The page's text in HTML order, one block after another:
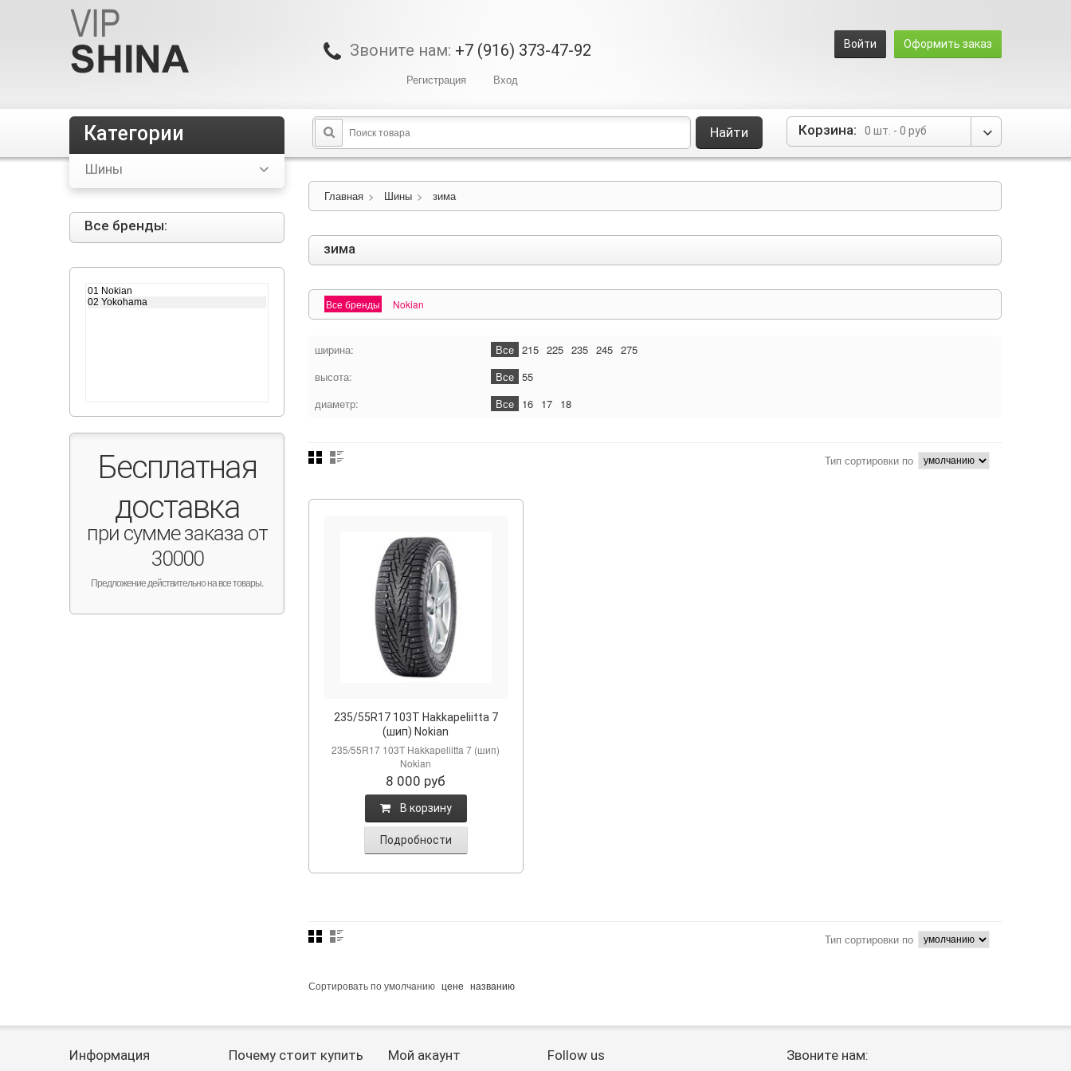
Войти Оформить заказ
Звоните нам: +7 (916) 373-47-92
Регистрация Вход
Корзина: 0 шт. - 0 руб
Найти
Главная > Шины > зима
зима
Все бренды Nokian
ширина: Все 215 225 235 245 275
высота:
Все 55
диаметр:
Все 16 17 18
Тип сортировки по
235/55R17 103Т Hakkapeliitta 7
(шип) Nokian
235/55R17 103Т Hakkapeliitta 7 (шип)
Nokian
8 000 руб
B корзину
Подробности
Тип сортировки по
Сортировать поумолчанию цене названию
Категории
Шины
Все бренды:
Бесплатная
доставка
при сумме заказа от
30000
Предложение действительно на все товары.
Информация Почему стоит купить Мой акаунт Follow us
Звоните нам: